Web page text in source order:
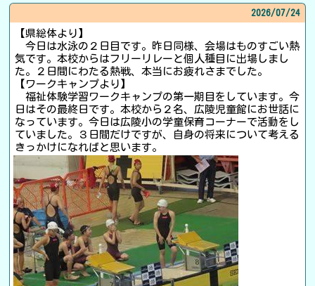
2026/07/24
【県総体より】
今日は水泳の２日目です。昨日同様、会場はものすごい熱
気です。本校からはフリーリレーと個人種目に出場しまし
た。２日間にわたる熱戦、本当にお疲れさまでした。
【ワークキャンプより】
福祉体験学習ワークキャンプの第一期目をしています。今
日はその最終日です。本校から２名、広陵児童館にお世話に
なっています。今日は広陵小の学童保育コーナーで活動をし
ていました。３日間だけですが、自身の将来について考える
きっかけになればと思います。